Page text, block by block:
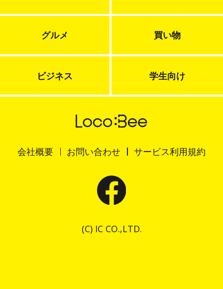
グルメ 買い物
ビジネス 学生向け
会社概要 お問い合わせ サービス利用規約
(C) IC CO.,LTD.